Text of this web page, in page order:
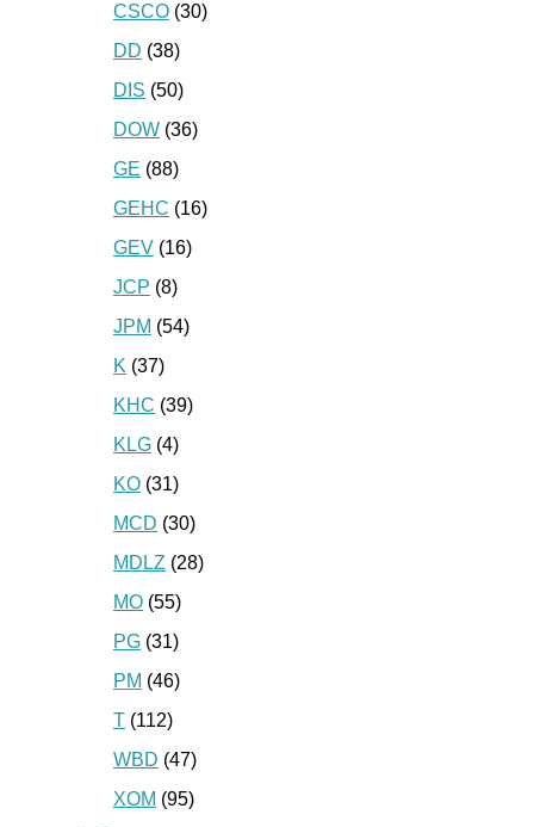
CSCO (30)
DD (38)
DIS (50)
DOW (36)
GE (88)
GEHC (16)
GEV (16)
JCP (8)
JPM (54)
K (37)
KHC (39)
KLG (4)
KO (31)
MCD (30)
MDLZ (28)
MO (55)
PG (31)
PM (46)
T (112)
WBD (47)
XOM (95)